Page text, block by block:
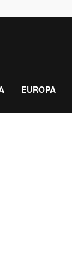
EUROPA